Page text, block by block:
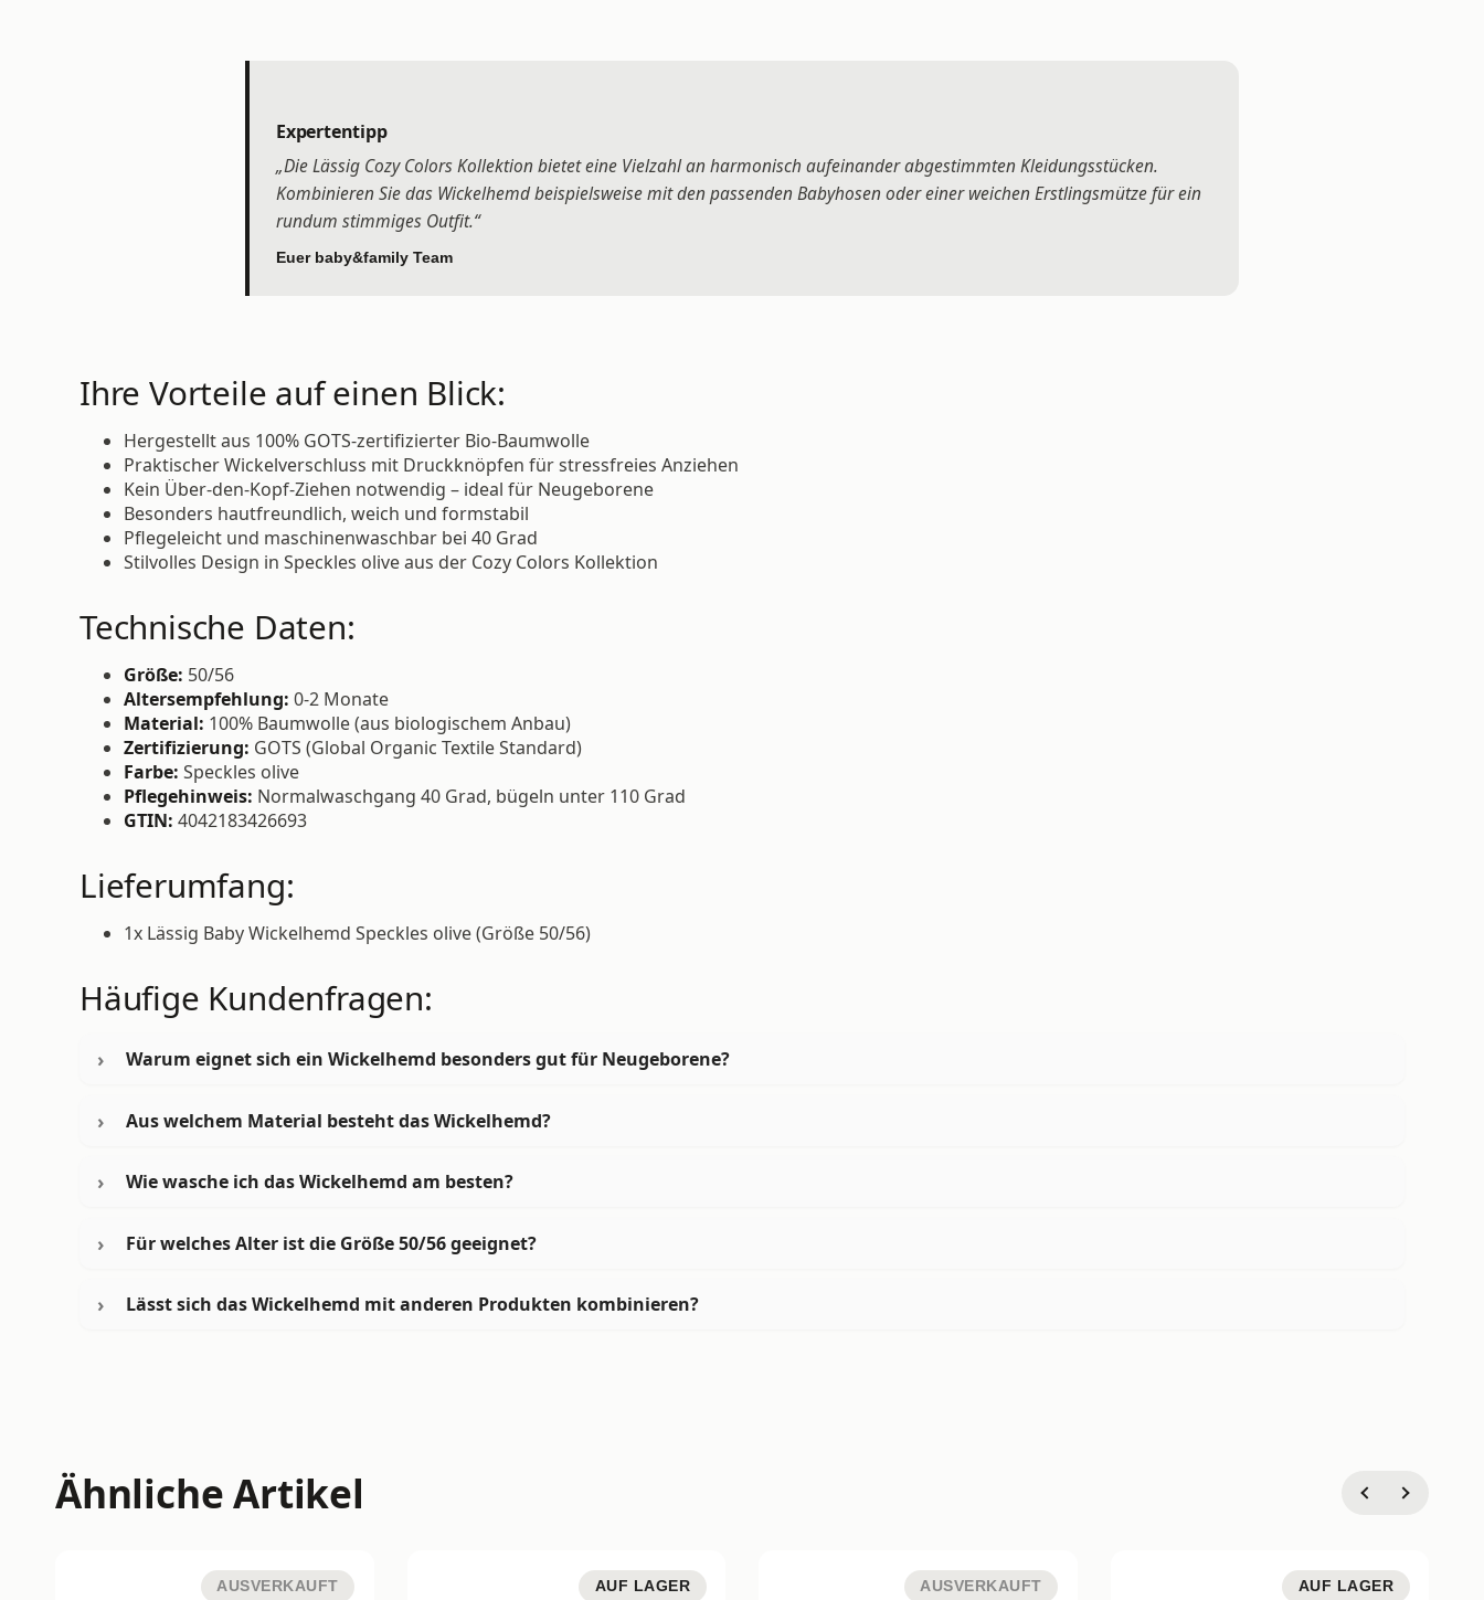
Expertentipp
„Die Lässig Cozy Colors Kollektion bietet eine Vielzahl an harmonisch aufeinander abgestimmten Kleidungsstücken.
Kombinieren Sie das Wickelhemd beispielsweise mit den passenden Babyhosen oder einer weichen Erstlingsmütze für ein
rundum stimmiges Outfit.“
Euer baby&family Team
Ihre Vorteile auf einen Blick:
Hergestellt aus 100% GOTS-zertifizierter Bio-Baumwolle
Praktischer Wickelverschluss mit Druckknöpfen für stressfreies Anziehen
Kein Über-den-Kopf-Ziehen notwendig – ideal für Neugeborene
Besonders hautfreundlich, weich und formstabil
Pflegeleicht und maschinenwaschbar bei 40 Grad
Stilvolles Design in Speckles olive aus der Cozy Colors Kollektion
Technische Daten:
Größe: 50/56
Altersempfehlung: 0-2 Monate
Material: 100% Baumwolle (aus biologischem Anbau)
Zertifizierung: GOTS (Global Organic Textile Standard)
Farbe: Speckles olive
Pflegehinweis: Normalwaschgang 40 Grad, bügeln unter 110 Grad
GTIN: 4042183426693
Lieferumfang:
1x Lässig Baby Wickelhemd Speckles olive (Größe 50/56)
Häufige Kundenfragen:
Warum eignet sich ein Wickelhemd besonders gut für Neugeborene?
Aus welchem Material besteht das Wickelhemd?
Wie wasche ich das Wickelhemd am besten?
Für welches Alter ist die Größe 50/56 geeignet?
Lässt sich das Wickelhemd mit anderen Produkten kombinieren?
Ähnliche Artikel
AUSVERKAUFT AUF LAGER AUSVERKAUFT AUF LAGER